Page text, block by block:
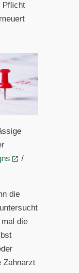
Pflicht
/
die
die
Zahnarzt